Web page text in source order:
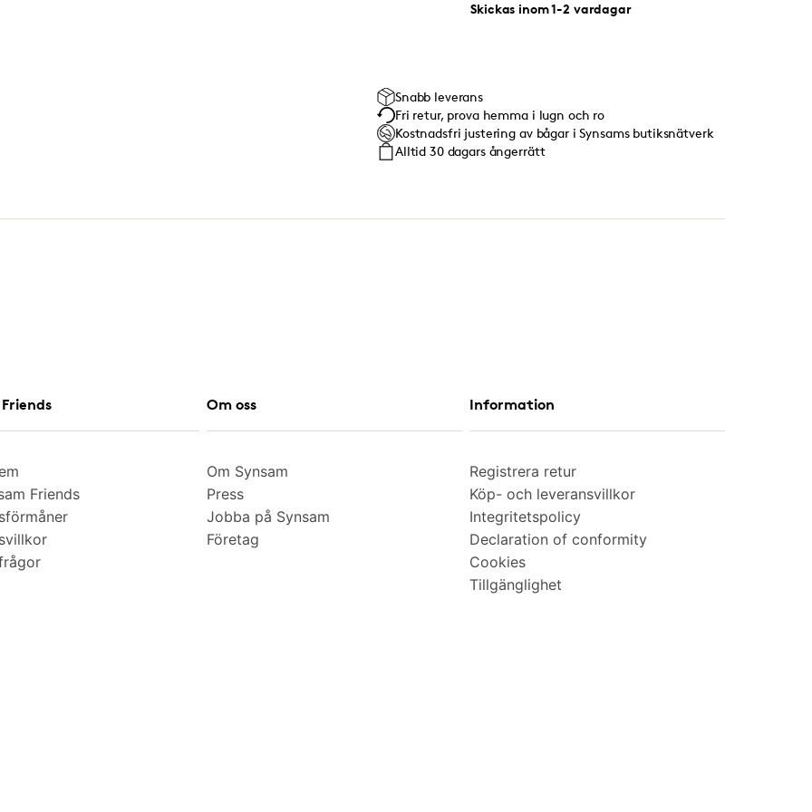
Skickas inom 1-2 vardagar
Snabb leverans
Fri retur, prova hemma i lugn och ro
Kostnadsfri justering av bågar i Synsams butiksnätverk
Alltid 30 dagars ångerrätt
Friends
Om oss
Om Synsam
Press
Jobba på Synsam
Företag
Information
Registrera retur
Köp- och leveransvillkor
Integritetspolicy
Declaration of conformity
Cookies
Tillgänglighet